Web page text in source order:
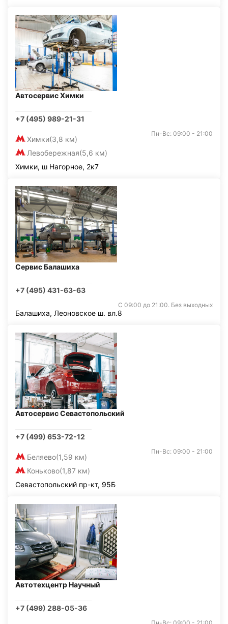
Автосервис Химки
+7 (495) 989-21-31
Химки(3,8 км)
Левобережная(5,6 км)
Пн-Вс: 09:00 - 21:00
Химки, ш Нагорное, 2к7
Сервис Балашиха
+7 (495) 431-63-63
С 09:00 до 21:00. Без выходных
Балашиха, Леоновское ш. вл.8
Автосервис Севастопольский
+7 (499) 653-72-12
Беляево(1,59 км)
Коньково(1,87 км)
Пн-Вс: 09:00 - 21:00
Севастопольский пр-кт, 95Б
Автотехцентр Научный
+7 (499) 288-05-36